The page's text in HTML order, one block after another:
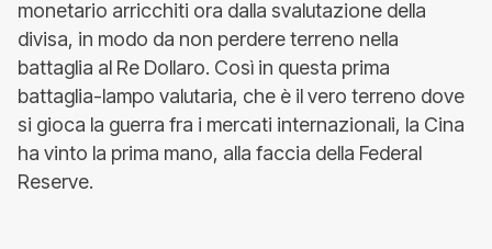
monetario arricchiti ora dalla svalutazione della
divisa, in modo da non perdere terreno nella
battaglia al Re Dollaro. Così in questa prima
battaglia-lampo valutaria, che è il vero terreno dove
si gioca la guerra fra i mercati internazionali, la Cina
ha vinto la prima mano, alla faccia della Federal
Reserve.